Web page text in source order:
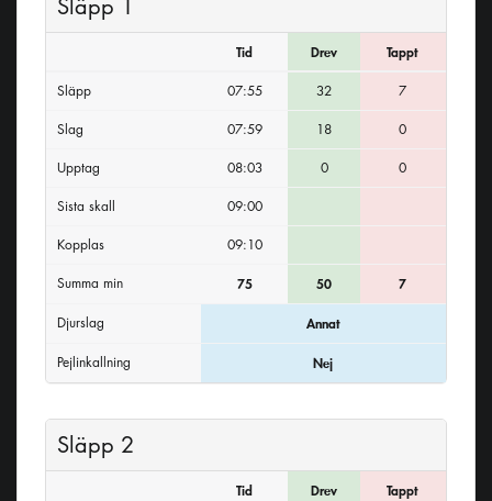
Släpp 1
Tid Drev Tappt
Släpp 07:55 32 7
Slag 07:59 18 0
Upptag 08:03 0 0
Sista skall 09:00
Kopplas 09:10
Summa min 75 50 7
Djurslag Annat
Pejlinkallning Nej
Släpp 2
Tid Drev Tappt